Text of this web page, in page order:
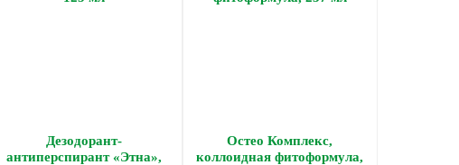
Дезодорант-
антиперспирант «Этна»,
Остео Комплекс,
коллоидная фитоформула,